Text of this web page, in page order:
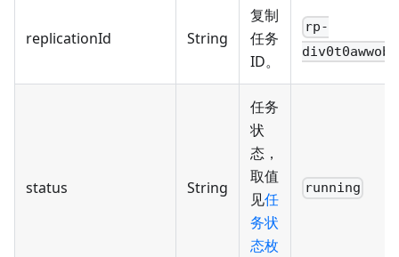
replicationId String
复制
任务
ID。
rp-
div0t0awwobr
status String
任务
状
态，
取值
见任
务状
态枚
running